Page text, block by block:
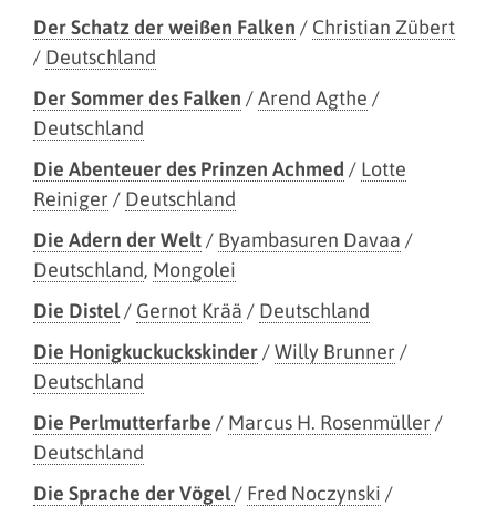
Der Schatz der weißen Falken / Christian Zübert
/ Deutschland
Der Sommer des Falken /Arend Agthe /
Deutschland
Die Abenteuer des Prinzen Achmed / Lotte
Reiniger / Deutschland
Die Adern der Welt/ Byambasuren Davaa /
Deutschland, Mongolei
Die Distel/ Gernot Krää / Deutschland
Die Honigkuckuckskinder/Willy Brunner /
Deutschland
Die Perlmutterfarbe / Marcus H. Rosenmüller /
Deutschland
Die Sprache der Vögel/ Fred Noczynski /